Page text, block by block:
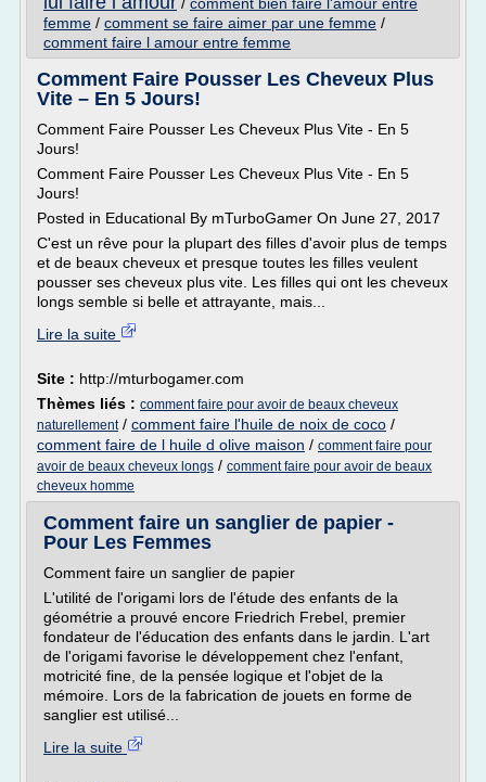
femme / comment se faire aimer par une femme /
comment faire l amour entre femme
Comment Faire Pousser Les Cheveux Plus
Vite – En 5 Jours!
Comment Faire Pousser Les Cheveux Plus Vite - En 5
Jours!
Comment Faire Pousser Les Cheveux Plus Vite - En 5
Jours!
Posted in Educational By mTurboGamer On June 27, 2017
C'est un rêve pour la plupart des filles d'avoir plus de temps
et de beaux cheveux et presque toutes les filles veulent
pousser ses cheveux plus vite. Les filles qui ont les cheveux
longs semble si belle et attrayante, mais...
Lire la suite
Site : http://mturbogamer.com
Thèmes liés : comment faire pour avoir de beaux cheveux
naturellement/ comment faire l'huile de noix de coco /
comment faire de l huile d olive maison / comment faire pour
avoir de beaux cheveux longs / comment faire pour avoir de beaux
cheveux homme
Comment faire un sanglier de papier -
Pour Les Femmes
Comment faire un sanglier de papier
L'utilité de l'origami lors de l'étude des enfants de la
géométrie a prouvé encore Friedrich Frebel, premier
fondateur de l'éducation des enfants dans le jardin. L'art
de l'origami favorise le développement chez l'enfant,
motricité fine, de la pensée logique et l'objet de la
mémoire. Lors de la fabrication de jouets en forme de
sanglier est utilisé...
Lire la suite